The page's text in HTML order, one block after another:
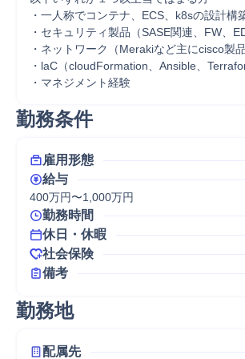
・一人称でコンテナ、ECS、k8sの設計構
・セキュリティ製品（SASE関連、FW、
・ネットワーク（Merakiなど主にcisco製
・laC（cloudFormation、Ansible、
・マネジメント経験
勤務条件
雇用形態
給与
400万円〜1,000万円
勤務時間
休日・休暇
社会保険
備考
勤務地
配属先